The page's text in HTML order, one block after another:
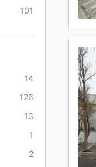
101
14
126
13
1
2